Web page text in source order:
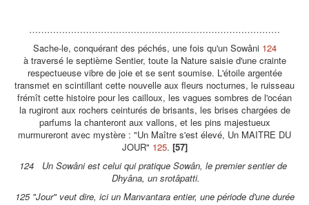
…………………………………………………………………………
Sache-le, conquérant des péchés, une fois qu'un Sowâni 124
à traversé le septième Sentier, toute la Nature saisie d'une crainte
respectueuse vibre de joie et se sent soumise. L'étoile argentée
transmet en scintillant cette nouvelle aux fleurs nocturnes, le ruisseau
frémît cette histoire pour les cailloux, les vagues sombres de l'océan
la rugiront aux rochers ceinturés de brisants, les brises chargées de
parfums la chanteront aux vallons, et les pins majestueux
murmureront avec mystère : "Un Maître s'est élevé, Un MAITRE DU
JOUR" 125. [57]
124 Un Sowâni est celui qui pratique Sowân, le premier sentier de
Dhyâna, un srotâpatti.
125 "Jour" veut dire, ici un Manvantara entier, une période d'une durée